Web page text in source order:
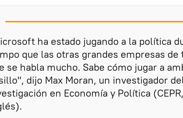
ha estado jugando a la política
que las otras grandes empresas de
se habla mucho. Sabe cómo jugar a
dijo Max Moran, un investigador
en Economía y Política